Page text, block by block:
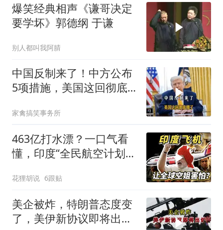
爆笑经典相声《谦哥决定
要学坏》郭德纲 于谦
别人都叫我阿腈
中国反制来了！中方公布
5项措施，美国这回彻底
家禽搞笑事务所
463亿打水漂？一口气看
懂，印度“全民航空计划”
花狸胡说 6跟贴
美企被炸，特朗普态度变
了，美伊新协议即将出